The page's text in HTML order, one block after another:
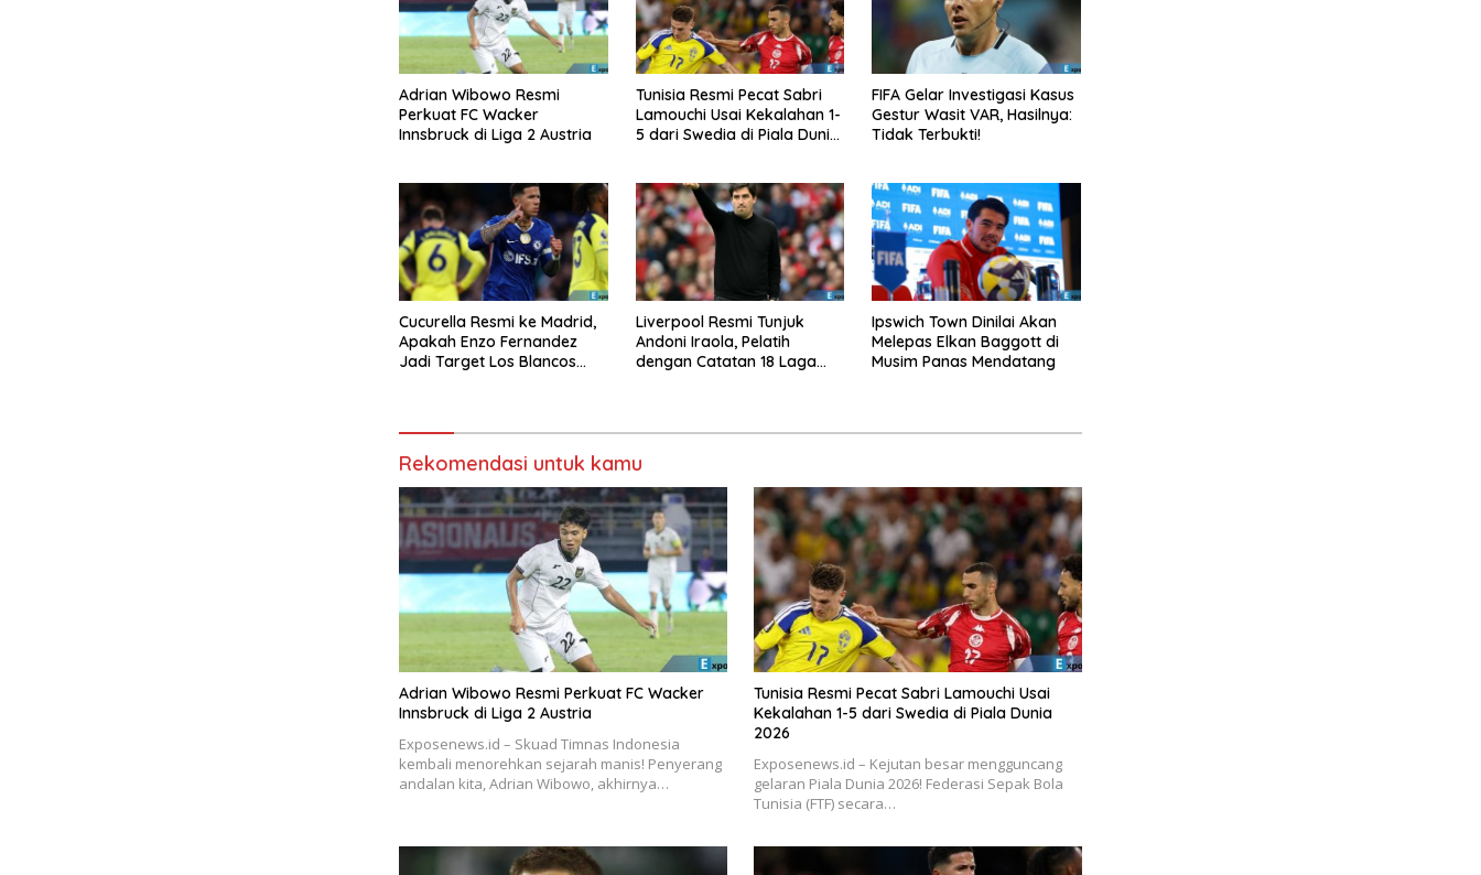
Adrian Wibowo Resmi
Perkuat FC Wacker
Innsbruck di Liga 2 Austria
Tunisia Resmi Pecat Sabri
Lamouchi Usai Kekalahan 1-
5 dari Swedia di Piala Dunia
FIFA Gelar Investigasi Kasus
Gestur Wasit VAR, Hasilnya:
Tidak Terbukti!
Cucurella Resmi ke Madrid,
Apakah Enzo Fernandez
Jadi Target Los Blancos
Liverpool Resmi Tunjuk
Andoni Iraola, Pelatih
dengan Catatan 18 Laga
Ipswich Town Dinilai Akan
Melepas Elkan Baggott di
Musim Panas Mendatang
Rekomendasi untuk kamu
Adrian Wibowo Resmi Perkuat FC Wacker
Innsbruck di Liga 2 Austria
Exposenews.id – Skuad Timnas Indonesia
kembali menorehkan sejarah manis! Penyerang
andalan kita, Adrian Wibowo, akhirnya…
Tunisia Resmi Pecat Sabri Lamouchi Usai
Kekalahan 1-5 dari Swedia di Piala Dunia
2026
Exposenews.id – Kejutan besar mengguncang
gelaran Piala Dunia 2026! Federasi Sepak Bola
Tunisia (FTF) secara…